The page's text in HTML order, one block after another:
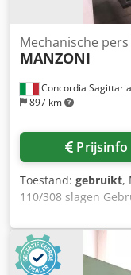
Concordia Sagittaria
897 km
Mechanische
MANZONI
Prijsinfo
Toestand: gebruikt,
110/308 slagen